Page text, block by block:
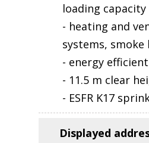
loading capacity
- heating and
systems,
- energy
- 11.5 m clear
- ESFR K17
Displayed